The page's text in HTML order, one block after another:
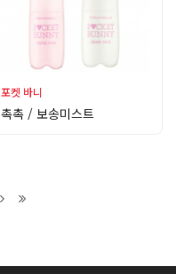
포켓 바니
촉촉 / 보송미스트